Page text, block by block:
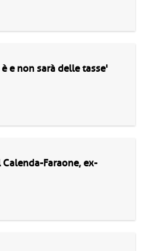
e non sarà delle tasse'
Faraone, ex-